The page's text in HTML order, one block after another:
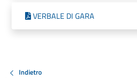
VERBALE DI GARA
Indietro